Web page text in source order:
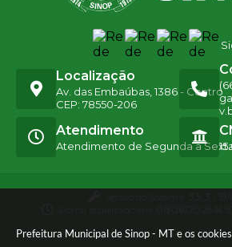
Prefeitura Municipal de Sinop - MT e os
Localização
Av. das Embaúbas, 1386 - Centro
CEP: 78550-206
Atendimento
Atendimento de Segunda a